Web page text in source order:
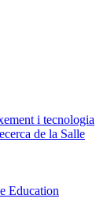
i tecnologia
de la Salle
Education